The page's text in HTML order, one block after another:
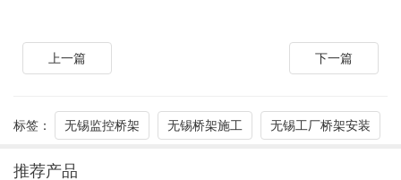
上一篇 下一篇
标签： 无锡监控桥架 无锡桥架施工 无锡工厂桥架安装
推荐产品